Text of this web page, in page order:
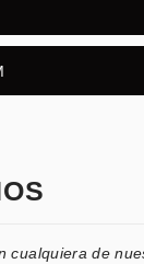
cualquiera de